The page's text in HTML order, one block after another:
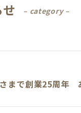
– category –
さまで創業25周